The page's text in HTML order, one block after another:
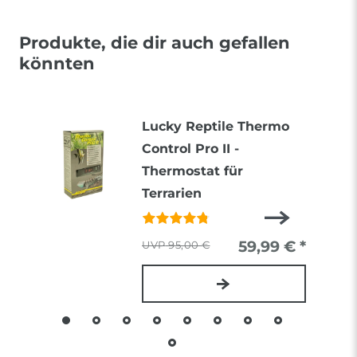
Produkte, die dir auch gefallen
könnten
Lucky Reptile Thermo
Control Pro II -
Thermostat für
Terrarien
95,00 € 59,99 € *